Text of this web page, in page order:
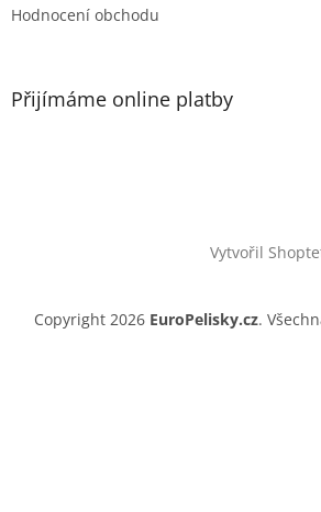
Hodnocení obchodu
Přijímáme online platby
Vytvořil
Copyright 2026 EuroPelisky.cz.